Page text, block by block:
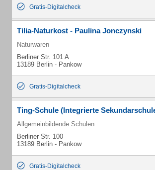
Gratis-Digitalcheck
Tilia-Naturkost - Paulina Jonczynski
Naturwaren
Berliner Str. 101 A
13189 Berlin - Pankow
Gratis-Digitalcheck
Ting-Schule (Integrierte
Allgemeinbildende Schulen
Berliner Str. 100
13189 Berlin - Pankow
Gratis-Digitalcheck